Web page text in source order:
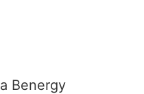
Benergy